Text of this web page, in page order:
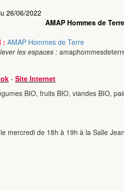
26/06/2022
AMAP Hommes de Terre
: AMAP Hommes de Terre
les espaces :
- Site Internet
BIO, fruits BIO, viandes BIO,
le mercredi de 18h à 19h à la Salle